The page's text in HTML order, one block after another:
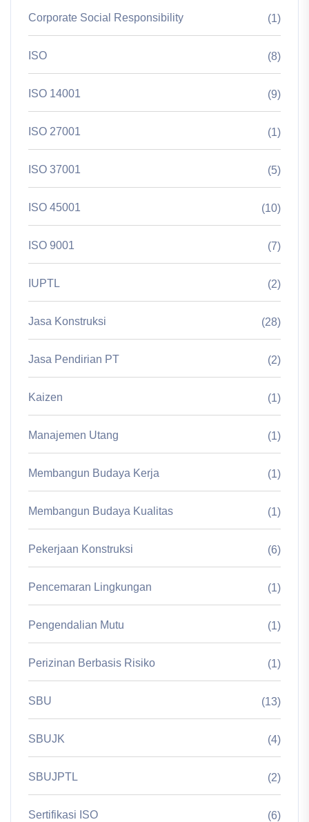
Corporate Social Responsibility (1)
ISO (8)
ISO 14001 (9)
ISO 27001 (1)
ISO 37001 (5)
ISO 45001 (10)
ISO 9001 (7)
IUPTL (2)
Jasa Konstruksi (28)
Jasa Pendirian PT (2)
Kaizen (1)
Manajemen Utang (1)
Membangun Budaya Kerja (1)
Membangun Budaya Kualitas (1)
Pekerjaan Konstruksi (6)
Pencemaran Lingkungan (1)
Pengendalian Mutu (1)
Perizinan Berbasis Risiko (1)
SBU (13)
SBUJK (4)
SBUJPTL (2)
Sertifikasi ISO (6)